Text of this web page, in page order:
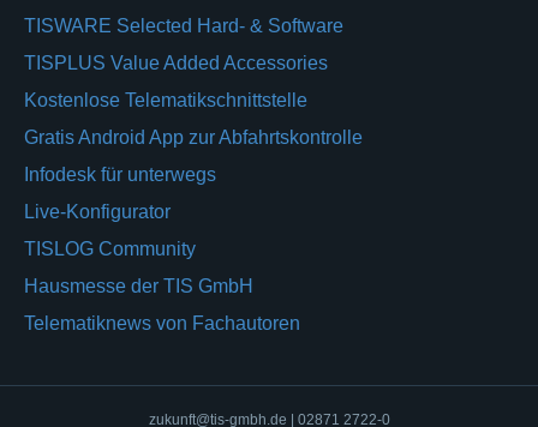
TISWARE Selected Hard- & Software
TISPLUS Value Added Accessories
Kostenlose Telematikschnittstelle
Gratis Android App zur Abfahrtskontrolle
Infodesk für unterwegs
Live-Konfigurator
TISLOG Community
Hausmesse der TIS GmbH
Telematiknews von Fachautoren
zukunft@tis-gmbh.de | 02871 2722-0